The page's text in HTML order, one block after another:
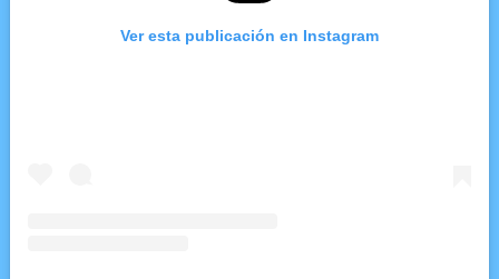
Ver esta publicación en Instagram